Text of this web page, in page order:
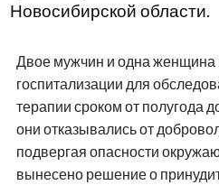
Новосибирской области.
Двое мужчин и одна женщина
госпитализации для
терапии сроком от полугода
они отказывались от
подвергая опасности
вынесено решение о